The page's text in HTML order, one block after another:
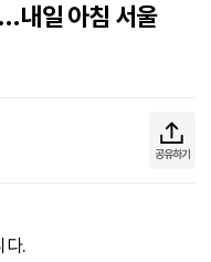
내일 아침 서울
공유하기
다.